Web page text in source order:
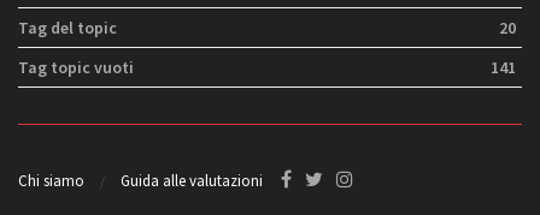
Tag del topic
20
Tag topic vuoti
141
Chi siamo Guida alle valutazioni